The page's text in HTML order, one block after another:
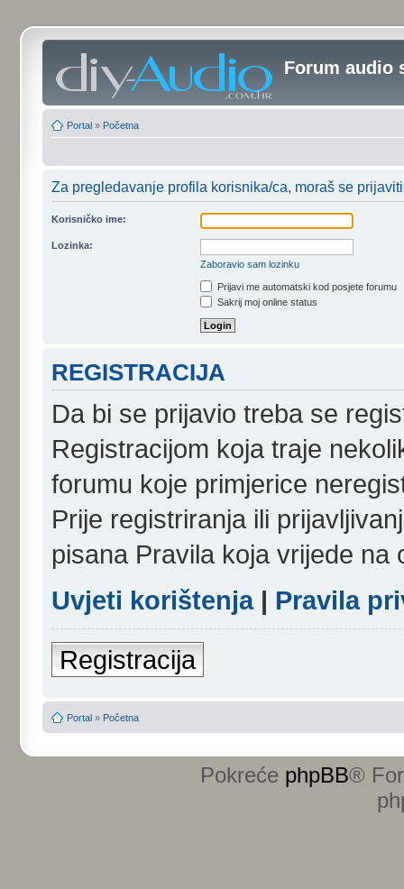
Forum audio
Portal » Početna
Za pregledavanje profila korisnika/ca, moraš se
Korisničko ime:
Lozinka:
Zaboravio sam lozinku
Prijavi me automatski kod posjete forumu
Sakrij moj online status
REGISTRACIJA
Da bi se prijavio treba se
Registracijom koja traje
forumu koje primjerice
Prije registriranja ili
pisana Pravila koja vrijede na
Uvjeti korištenja| Pravila
Registracija
Portal » Početna
Pokreće phpBB®